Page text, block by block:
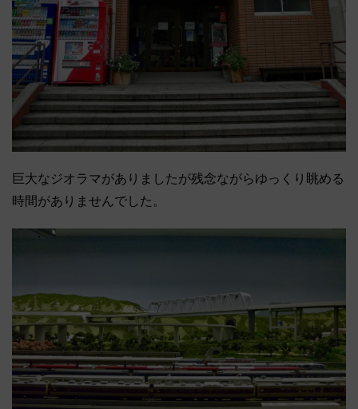
巨大なジオラマがありましたが残念ながらゆっくり眺める
時間がありませんでした。